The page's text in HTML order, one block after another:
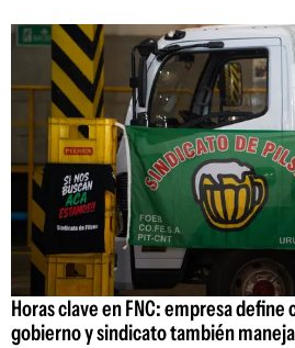
Horas clave en FNC: empresa
gobierno y sindicato también